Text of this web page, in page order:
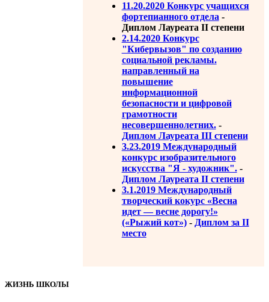
11.20.2020 Конкурс учащихся
фортепианного отдела -
Диплом Лауреата II степени
2.14.2020 Конкурс
"Кибервызов" по созданию
социальной рекламы.
направленный на
повышение
информационной
безопасности и цифровой
грамотности
несовершеннолетних.-
Диплом Лауреата III степени
3.23.2019 Международный
конкурс изобразительного
искусства "Я - художник".-
Диплом Лауреата II степени
3.1.2019 Международный
творческий кокурс «Весна
идет — весне дорогу!»
(«Рыжий кот»)- Диплом за II
место
ЖИЗНЬ ШКОЛЫ